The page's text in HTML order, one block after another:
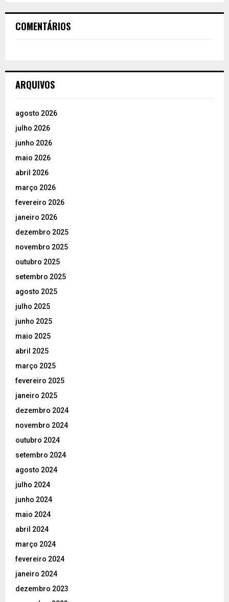
COMENTÁRIOS
ARQUIVOS
agosto 2026
julho 2026
junho 2026
maio 2026
abril 2026
março 2026
fevereiro 2026
janeiro 2026
dezembro 2025
novembro 2025
outubro 2025
setembro 2025
agosto 2025
julho 2025
junho 2025
maio 2025
abril 2025
março 2025
fevereiro 2025
janeiro 2025
dezembro 2024
novembro 2024
outubro 2024
setembro 2024
agosto 2024
julho 2024
junho 2024
maio 2024
abril 2024
março 2024
fevereiro 2024
janeiro 2024
dezembro 2023